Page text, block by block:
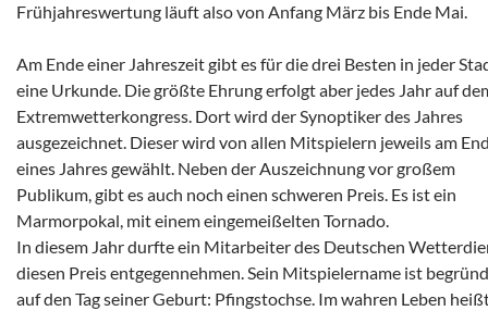
Frühjahreswertung läuft also von Anfang März bis Ende Mai.
Am Ende einer Jahreszeit gibt es für die drei Besten in jeder
eine Urkunde. Die größte Ehrung erfolgt aber jedes Jahr auf
Extremwetterkongress. Dort wird der Synoptiker des Jahres
ausgezeichnet. Dieser wird von allen Mitspielern jeweils am
eines Jahres gewählt. Neben der Auszeichnung vor großem
Publikum, gibt es auch noch einen schweren Preis. Es ist ein
Marmorpokal, mit einem eingemeißelten Tornado.
In diesem Jahr durfte ein Mitarbeiter des Deutschen
diesen Preis entgegennehmen. Sein Mitspielername ist
auf den Tag seiner Geburt: Pfingstochse. Im wahren Leben